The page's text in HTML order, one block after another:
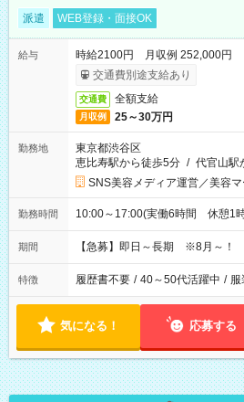
派遣 WEB登録・面接OK
給与
時給2100円 月収例 252,000円
交通費別途支給あり
交通費 全額支給
月収例 25～30万円
勤務地
東京都渋谷区
恵比寿駅から徒歩5分 / 代官山駅
SNS美容メディア運営／美容
勤務時間 10:00～17:00(実働6時間 休憩1
期間 【急募】即日～長期 ※8月～！
特徴 履歴書不要 / 40～50代活躍中 / 服
気になる！ 応募する